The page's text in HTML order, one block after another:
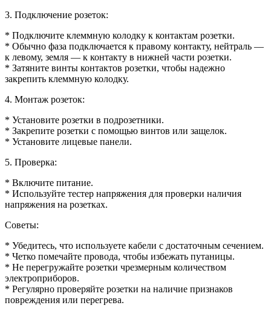
3. Подключение розеток:
* Подключите клеммную колодку к контактам розетки.
* Обычно фаза подключается к правому контакту, нейтраль —
к левому, земля — к контакту в нижней части розетки.
* Затяните винты контактов розетки, чтобы надежно
закрепить клеммную колодку.
4. Монтаж розеток:
* Установите розетки в подрозетники.
* Закрепите розетки с помощью винтов или защелок.
* Установите лицевые панели.
5. Проверка:
* Включите питание.
* Используйте тестер напряжения для проверки наличия
напряжения на розетках.
Советы:
* Убедитесь, что используете кабели с достаточным сечением.
* Четко помечайте провода, чтобы избежать путаницы.
* Не перегружайте розетки чрезмерным количеством
электроприборов.
* Регулярно проверяйте розетки на наличие признаков
повреждения или перегрева.